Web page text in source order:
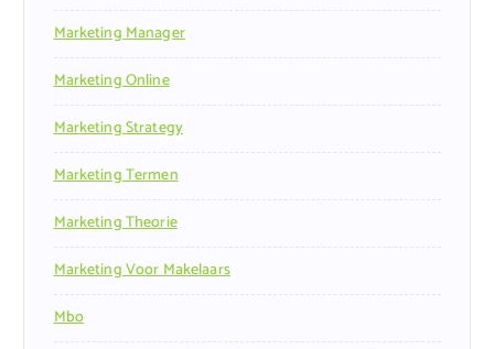
Marketing Manager
Marketing Online
Marketing Strategy
Marketing Termen
Marketing Theorie
Marketing Voor Makelaars
Mbo